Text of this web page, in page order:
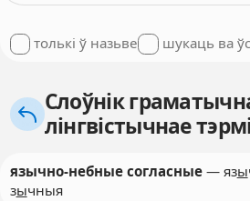
толькі ў назьве шукаць ва
Слоўнік
лінгвістычнае
язычно-небные согласные— язы
зычныя